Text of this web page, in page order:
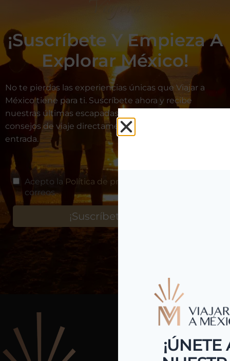
Viajera
¡Suscríbete Y Empieza A
Explorar México!
No te pierdas las experiencias únicas que Viajar a
México tiene para ti. Suscríbete ahora y recibe
nuestras últimas escapadas, ofertas exclusivas y
consejos de viaje directamente en tu bandeja de
entrada.